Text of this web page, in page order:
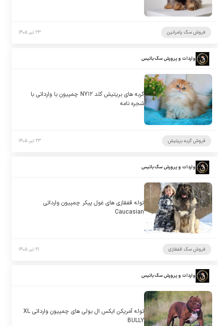
فروش سگ پامرانین ۲۳ تیر ۱۴۰۵
واردات و پرورش سگ باتیس
گربه های بریتیش گلد NY۱۲ چمپیون با وارداتی با
شجره نامه
فروش گربه بریتیش ۲۳ تیر ۱۴۰۵
واردات و پرورش سگ باتیس
توله قفقازی های غول پیکر چمپیون وارداتی
Caucasian
فروش سگ قفقازی ۲۱ تیر ۱۴۰۵
واردات و پرورش سگ باتیس
توله آمریکن ایکس ال بولی های چمپیون وارداتی XL
BULLY